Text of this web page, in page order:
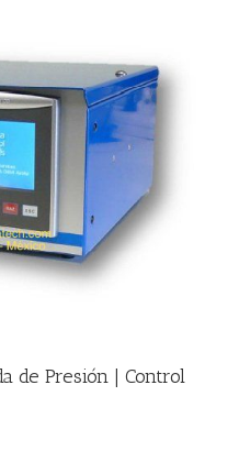
de Presión | Control